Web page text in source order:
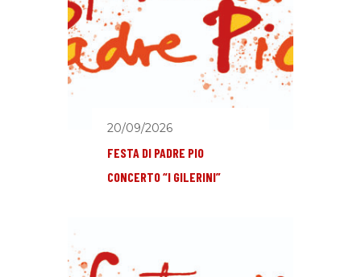
20/09/2026
FESTA DI PADRE PIO
CONCERTO “I GILERINI”